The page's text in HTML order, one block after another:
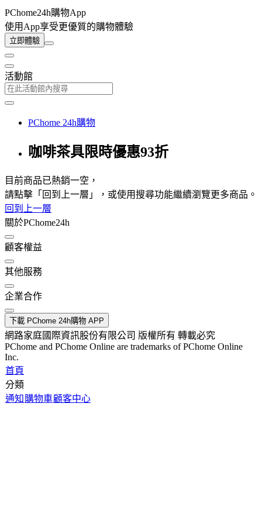
PChome24h購物App
使用App享受更優質的購物體驗
立即體驗
活動館
PChome 24h購物
咖啡茶具限時優惠93折
目前商品已熱銷一空，
請點擊「回到上一層」，或使用搜尋功能繼續瀏覽更多商品。
回到上一層
關於PChome24h
顧客權益
其他服務
企業合作
下載 PChome 24h購物 APP
網路家庭國際資訊股份有限公司 版權所有 轉載必究
PChome and PChome Online are trademarks of PChome Online
Inc.
首頁
分類
通知 購物車顧客中心